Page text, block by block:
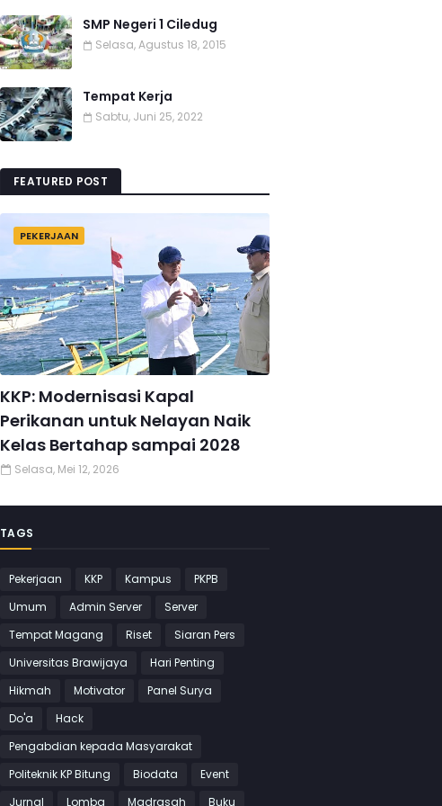
SMP Negeri 1 Ciledug
Selasa, Agustus 18, 2015
Tempat Kerja
Sabtu, Juni 25, 2022
FEATURED POST
PEKERJAAN
KKP: Modernisasi Kapal
Perikanan untuk Nelayan Naik
Kelas Bertahap sampai 2028
Selasa, Mei 12, 2026
TAGS
Pekerjaan KKP Kampus
PKPB
Umum
Admin Server
Server
Tempat Magang
Riset
Siaran Pers
Universitas Brawijaya
Hari Penting
Hikmah
Motivator
Panel Surya
Do'a
Hack
Pengabdian kepada Masyarakat
Politeknik KP Bitung
Biodata
Event
Jurnal
Lomba Madrasah Buku